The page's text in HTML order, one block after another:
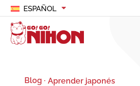
ESPAÑOL
Blog · Aprender japonés